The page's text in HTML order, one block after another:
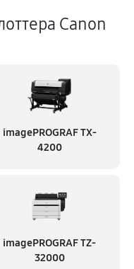
Canon
imagePROGRAF TX-
4200
imagePROGRAF TZ-
32000